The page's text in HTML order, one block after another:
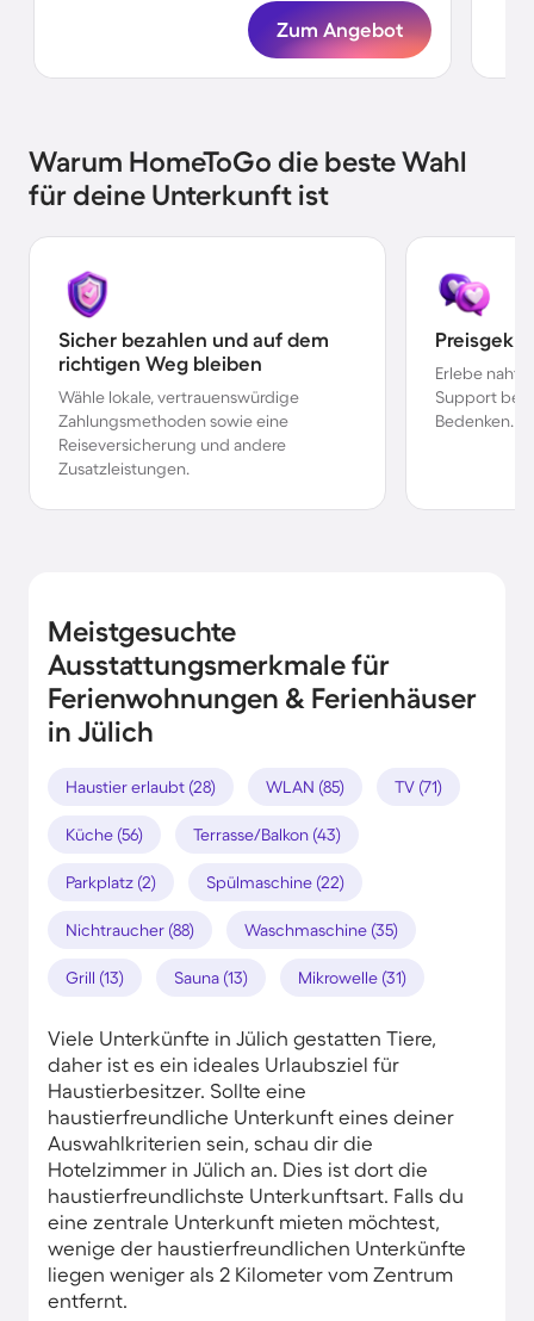
Zum Angebot
Warum HomeToGo die beste Wahl
für deine Unterkunft ist
Sicher bezahlen und auf dem
richtigen Weg bleiben
Wähle lokale, vertrauenswürdige
Zahlungsmethoden sowie eine
Reiseversicherung und andere
Zusatzleistungen.
Erlebe
Support bei
Bedenken.
Meistgesuchte
Ausstattungsmerkmale für
Ferienwohnungen & Ferienhäuser
in Jülich
Haustier erlaubt (28) WLAN (85) TV (71)
Küche (56) Terrasse/Balkon (43)
Parkplatz (2) Spülmaschine (22)
Nichtraucher (88) Waschmaschine (35)
Grill (13) Sauna (13) Mikrowelle (31)
Viele Unterkünfte in Jülich gestatten Tiere,
daher ist es ein ideales Urlaubsziel für
Haustierbesitzer. Sollte eine
haustierfreundliche Unterkunft eines deiner
Auswahlkriterien sein, schau dir die
Hotelzimmer in Jülich an. Dies ist dort die
haustierfreundlichste Unterkunftsart. Falls du
eine zentrale Unterkunft mieten möchtest,
wenige der haustierfreundlichen Unterkünfte
liegen weniger als 2 Kilometer vom Zentrum
entfernt.